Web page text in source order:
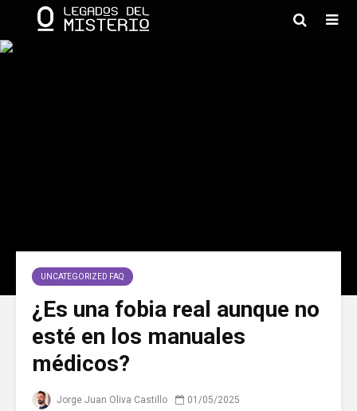
UNCATEGORIZED FAQ
¿Es una fobia real aunque no
esté en los manuales
médicos?
Jorge Juan Oliva Castillo
01/05/2025